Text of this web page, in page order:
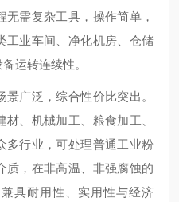
需复杂工具，操作简单，
工业车间、净化机房、仓储
运转连续性。
广泛，综合性价比突出。
、机械加工、粮食加工、
多行业，可处理普通工业粉
质，在非高温、非强腐蚀的
具耐用性、实用性与经济